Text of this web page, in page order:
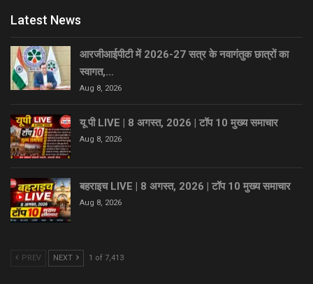
Latest News
आरजीआईपीटी में 2026-27 सत्र के नवागंतुक छात्रों का
स्वागत,…
Aug 8, 2026
यू पी LIVE | 8 अगस्त, 2026 | टॉप 10 मुख्य समाचार
Aug 8, 2026
बहराइच LIVE | 8 अगस्त, 2026 | टॉप 10 मुख्य समाचार
Aug 8, 2026
PREV NEXT 1 of 7,413